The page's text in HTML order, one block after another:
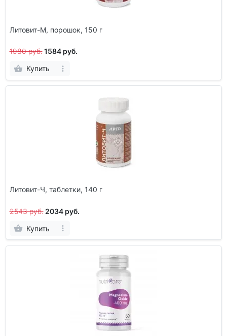
Литовит-М, порошок, 150 г
1980 руб. 1584 руб.
Купить
Литовит-Ч, таблетки, 140 г
2543 руб. 2034 руб.
Купить